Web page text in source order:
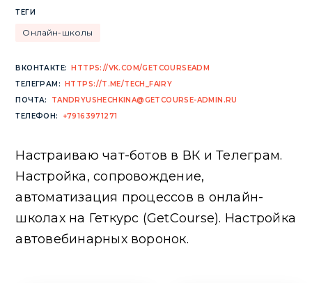
ТЕГИ
Онлайн-школы
ВКОНТАКТЕ:
HTTPS://VK.COM/GETCOURSEADM
ТЕЛЕГРАМ:
HTTPS://T.ME/TECH_FAIRY
ПОЧТА:
TANDRYUSHECHKINA@GETCOURSE-ADMIN.RU
ТЕЛЕФОН:
+79163971271
Настраиваю чат-ботов в ВК и Телеграм.
Настройка, сопровождение,
автоматизация процессов в онлайн-
школах на Геткурс (GetCourse). Настройка
автовебинарных воронок.